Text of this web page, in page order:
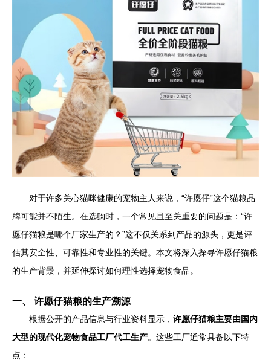
对于许多关心猫咪健康的宠物主人来说，“许愿仔”这个猫粮品
牌可能并不陌生。在选购时，一个常见且至关重要的问题是：“许
愿仔猫粮是哪个厂家生产的？”这不仅关系到产品的源头，更是评
估其安全性、可靠性和专业性的关键。本文将深入探寻许愿仔猫粮
的生产背景，并延伸探讨如何理性选择宠物食品。
一、 许愿仔猫粮的生产溯源
根据公开的产品信息与行业资料显示， 许愿仔猫粮主要由国内
大型的现代化宠物食品工厂代工生产。这些工厂通常具备以下特
点：